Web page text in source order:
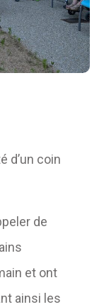
d’un coin
de
et ont
ainsi les